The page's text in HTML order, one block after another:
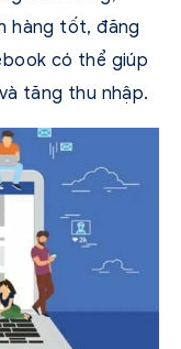
hàng tốt, đăng
có thể giúp
tăng thu nhập.